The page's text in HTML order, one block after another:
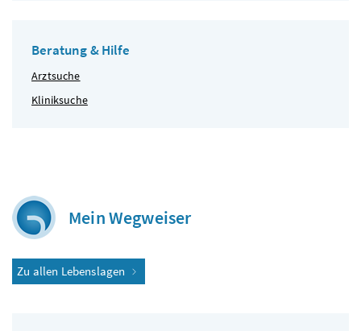
Beratung & Hilfe
Arztsuche
Kliniksuche
Mein Wegweiser
Zu allen Lebenslagen